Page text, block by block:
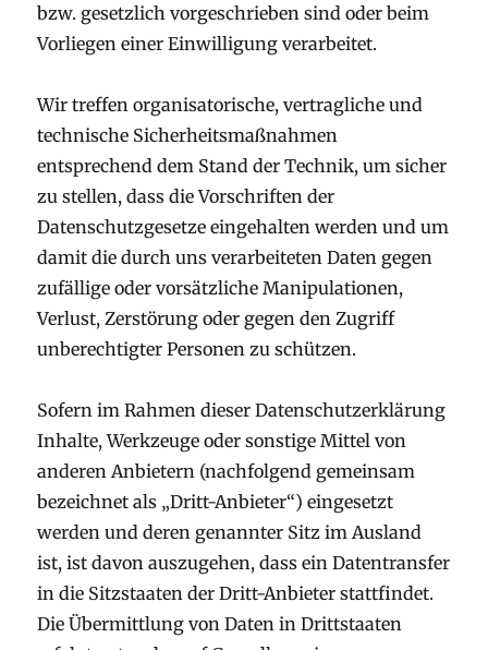
bzw. gesetzlich vorgeschrieben sind oder beim
Vorliegen einer Einwilligung verarbeitet.
Wir treffen organisatorische, vertragliche und
technische Sicherheitsmaßnahmen
entsprechend dem Stand der Technik, um sicher
zu stellen, dass die Vorschriften der
Datenschutzgesetze eingehalten werden und um
damit die durch uns verarbeiteten Daten gegen
zufällige oder vorsätzliche Manipulationen,
Verlust, Zerstörung oder gegen den Zugriff
unberechtigter Personen zu schützen.
Sofern im Rahmen dieser Datenschutzerklärung
Inhalte, Werkzeuge oder sonstige Mittel von
anderen Anbietern (nachfolgend gemeinsam
bezeichnet als „Dritt-Anbieter“) eingesetzt
werden und deren genannter Sitz im Ausland
ist, ist davon auszugehen, dass ein Datentransfer
in die Sitzstaaten der Dritt-Anbieter stattfindet.
Die Übermittlung von Daten in Drittstaaten